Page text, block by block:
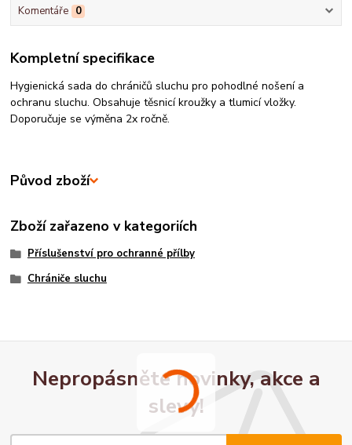
Komentáře 0
Kompletní specifikace
Hygienická sada do chráničů sluchu pro pohodlné nošení a
ochranu sluchu. Obsahuje těsnicí kroužky a tlumicí vložky.
Doporučuje se výměna 2x ročně.
Původ zboží
Zboží zařazeno v kategoriích
Příslušenství pro ochranné přílby
Chrániče sluchu
Nepropásněte novinky, akce a
slevy!